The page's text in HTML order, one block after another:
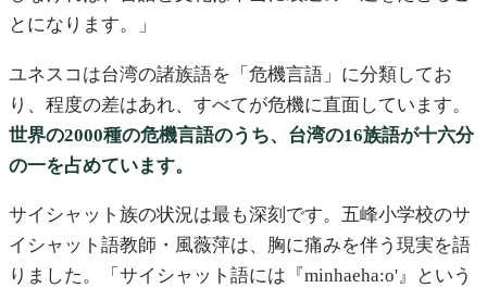
とになります。」
ユネスコは台湾の諸族語を「危機言語」に分類してお
り、程度の差はあれ、すべてが危機に直面しています。
世界の2000種の危機言語のうち、台湾の16族語が十六分
の一を占めています。
サイシャット族の状況は最も深刻です。五峰小学校のサ
イシャット語教師・風薇萍は、胸に痛みを伴う現実を語
りました。「サイシャット語には『minhaeha:o'』という